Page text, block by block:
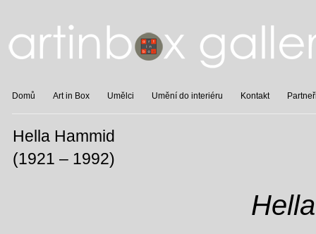
Domů Art in Box Umělci Umění do interiéru Kontakt
Hella Hammid
(1921 – 1992)